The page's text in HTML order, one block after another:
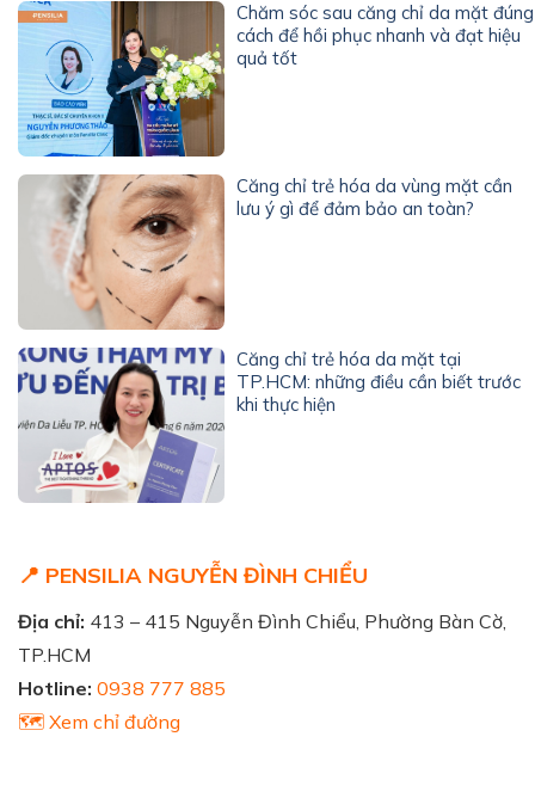
Chăm sóc sau căng chỉ da mặt đúng
cách để hồi phục nhanh và đạt hiệu
quả tốt
Căng chỉ trẻ hóa da vùng mặt cần
lưu ý gì để đảm bảo an toàn?
Căng chỉ trẻ hóa da mặt tại
TP.HCM: những điều cần biết trước
khi thực hiện
📍 PENSILIA NGUYỄN ĐÌNH CHIỂU
Địa chỉ: 413 – 415 Nguyễn Đình Chiểu, Phường Bàn Cờ,
TP.HCM
Hotline: 0938 777 885
🗺️ Xem chỉ đường